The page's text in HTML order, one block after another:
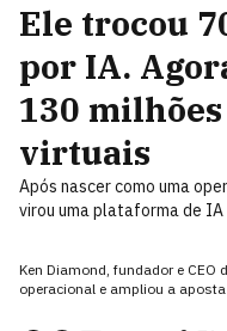
Ele trocou
por IA.
130
virtuais
Após nascer como uma
virou uma plataforma de
Ken Diamond, fundador e
operacional e ampliou a